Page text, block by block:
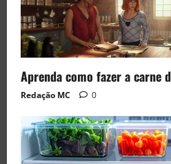
Aprenda como fazer a carne
Redação MC 0